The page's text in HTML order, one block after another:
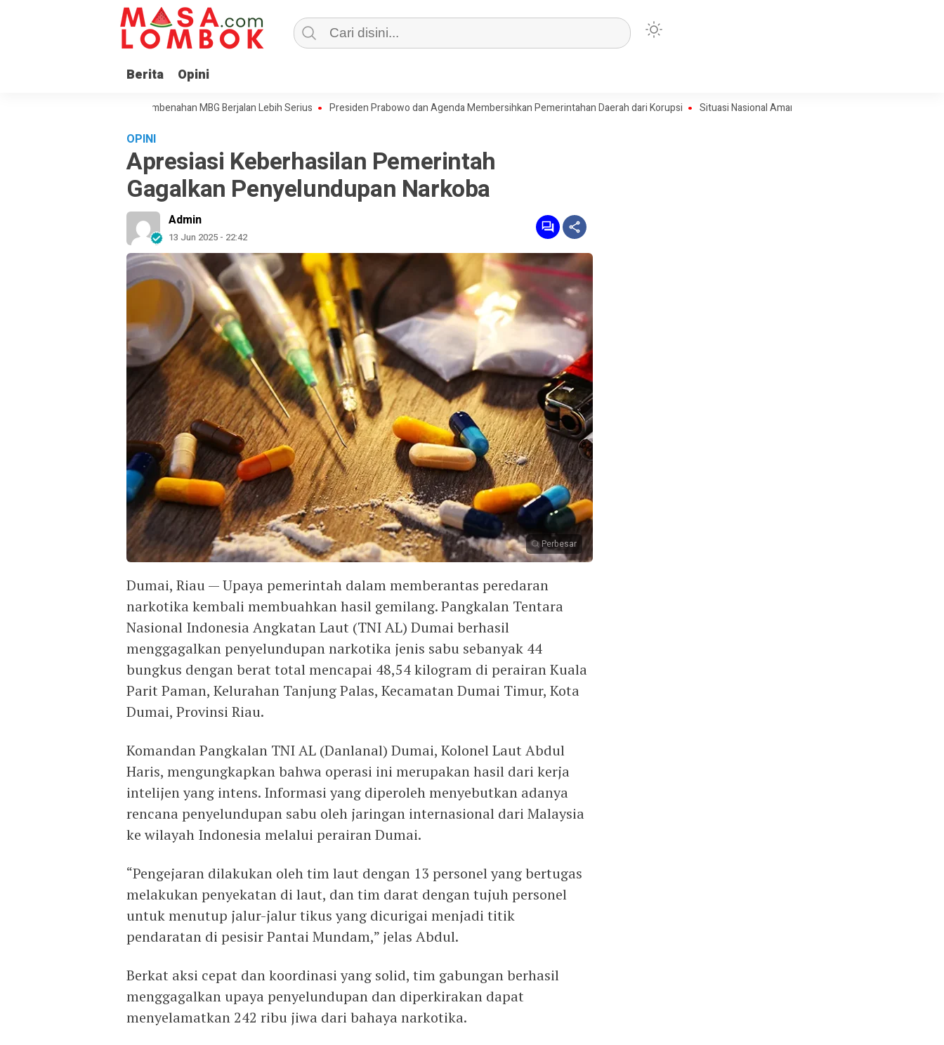
Berita Opini
BGN Menjadi Sinyal Pembenahan MBG Berjalan Lebih Serius Presiden Prabowo dan Agenda Membersihkan Pemerintahan Daerah dari Korupsi Situasi Nasional Aman, Publik Diimbau Jaga Persatuan Jelang
OPINI
Apresiasi Keberhasilan Pemerintah
Gagalkan Penyelundupan Narkoba
Admin
13 Jun 2025 - 22:42
Perbesar
Dumai, Riau — Upaya pemerintah dalam memberantas peredaran
narkotika kembali membuahkan hasil gemilang. Pangkalan Tentara
Nasional Indonesia Angkatan Laut (TNI AL) Dumai berhasil
menggagalkan penyelundupan narkotika jenis sabu sebanyak 44
bungkus dengan berat total mencapai 48,54 kilogram di perairan Kuala
Parit Paman, Kelurahan Tanjung Palas, Kecamatan Dumai Timur, Kota
Dumai, Provinsi Riau.
Komandan Pangkalan TNI AL (Danlanal) Dumai, Kolonel Laut Abdul
Haris, mengungkapkan bahwa operasi ini merupakan hasil dari kerja
intelijen yang intens. Informasi yang diperoleh menyebutkan adanya
rencana penyelundupan sabu oleh jaringan internasional dari Malaysia
ke wilayah Indonesia melalui perairan Dumai.
“Pengejaran dilakukan oleh tim laut dengan 13 personel yang bertugas
melakukan penyekatan di laut, dan tim darat dengan tujuh personel
untuk menutup jalur-jalur tikus yang dicurigai menjadi titik
pendaratan di pesisir Pantai Mundam,” jelas Abdul.
Berkat aksi cepat dan koordinasi yang solid, tim gabungan berhasil
menggagalkan upaya penyelundupan dan diperkirakan dapat
menyelamatkan 242 ribu jiwa dari bahaya narkotika.